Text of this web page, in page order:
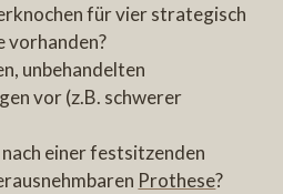
für vier strategisch
vorhanden?
unbehandelten
vor (z.B. schwerer
einer festsitzenden
Prothese?